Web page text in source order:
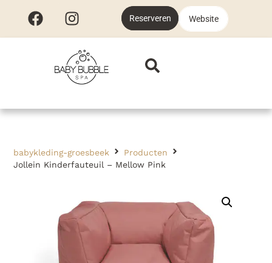
Reserveren Website
babykleding-groesbeek
Producten
Jollein Kinderfauteuil – Mellow Pink